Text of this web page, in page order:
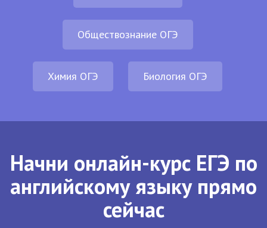
Обществознание ОГЭ
Химия ОГЭ Биология ОГЭ
Начни онлайн-курс ЕГЭ по
английскому языку прямо
сейчас